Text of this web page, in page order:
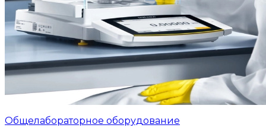
Общелабораторное оборудование